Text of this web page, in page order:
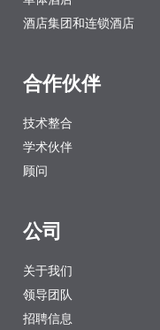
酒店集团和连锁酒店
公司
关于我们
领导团队
招聘信息
合作伙伴
技术整合
学术伙伴
顾问